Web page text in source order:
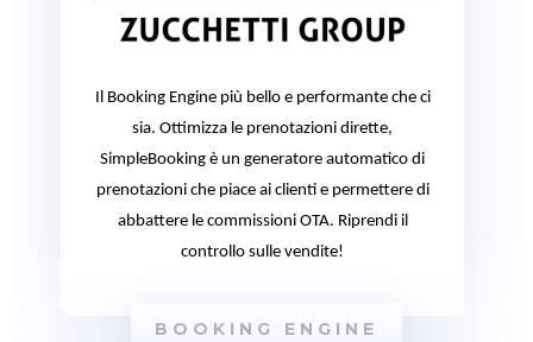
Il Booking Engine più bello e performante che ci
sia. Ottimizza le prenotazioni dirette,
SimpleBooking è un generatore automatico di
prenotazioni che piace ai clienti e permettere di
abbattere le commissioni OTA. Riprendi il
controllo sulle vendite!
BOOKING ENGINE